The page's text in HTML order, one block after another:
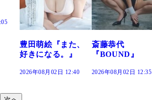
斎藤恭代
『BOUND』
2026年08月02日 12:35
咲田ゆな
『Sunflower』
2026年08月02日 12:30